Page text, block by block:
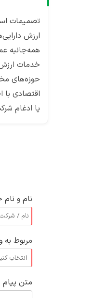
تصمیمات
ارزش
همه‌جانبه
خدمات
حوزه‌های
اقتصادی
یا ادغام
نام و
مربوط به
متن پیام